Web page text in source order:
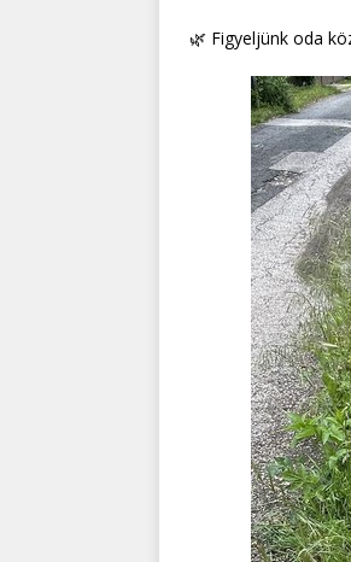
🌿 Figyeljünk oda